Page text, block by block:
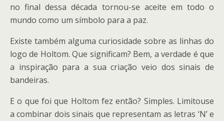
no final dessa década tornou-se aceite em todo o
mundo como um símbolo para a paz.
Existe também alguma curiosidade sobre as linhas do
logo de Holtom. Que significam? Bem, a verdade é que
a inspiração para a sua criação veio dos sinais de
bandeiras.
E o que foi que Holtom fez então? Simples. Limitouse
a combinar dois sinais que representam as letras ‘N’ e